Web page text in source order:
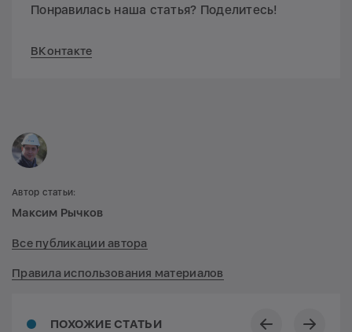
Понравилась наша статья? Поделитесь!
ВКонтакте
ПОХОЖИЕ СТАТЬИ
Автор статьи:
Максим Рычков
Все публикации автора
Правила использования материалов